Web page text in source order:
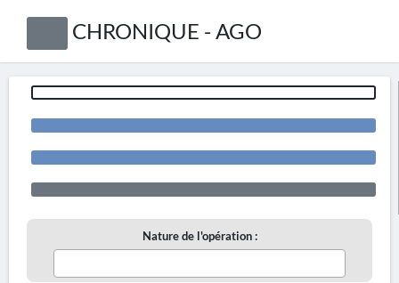
CHRONIQUE - AGO
Nature de l'opération :